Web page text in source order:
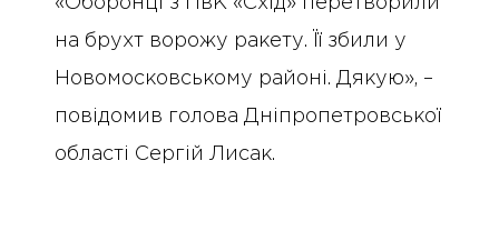
«Оборонці з ПвК «Схід» перетворили
на брухт ворожу ракету. Її збили у
Новомосковському районі. Дякую», –
повідомив голова Дніпропетровської
області Сергій Лисак.